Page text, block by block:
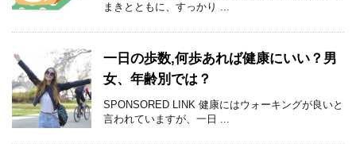
まきとともに、すっかり ...
一日の歩数,何歩あれば健康にいい？男
女、年齢別では？
SPONSORED LINK 健康にはウォーキングが良いと
言われていますが、一日 ...